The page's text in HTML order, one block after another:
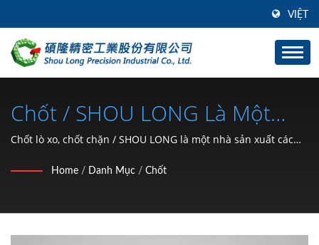
VIỆT
Chốt / SHOU LONG Là Một
Nhà Sản Xuất Các Sản Phẩm
Phụ Tùng Ô Tô, Dập Kim Loại
Chốt lò xo, chốt chặn / SHOU LONG là một nhà sản xuất các
mẫu.
Home / Danh Mục / Chốt